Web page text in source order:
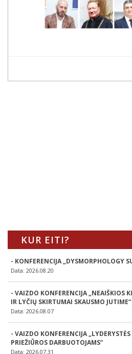
KUR EITI?
- KONFERENCIJA „DYSMORPHOLOGY
Data: 2026.08.20
- VAIZDO KONFERENCIJA „NEAIŠKIOS
IR LYČIŲ SKIRTUMAI SKAUSMO JUTIME“
Data: 2026.08.07
- VAIZDO KONFERENCIJA „LYDERYSTĖS
PRIEŽIŪROS DARBUOTOJAMS“
Data: 2026.07.31